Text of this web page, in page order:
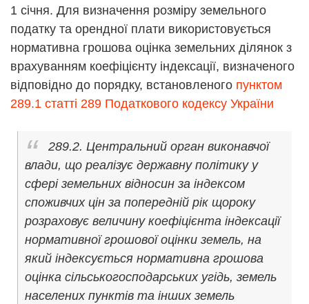
1 січня. Для визначення розміру земельного
податку та орендної плати використовується
нормативна грошова оцінка земельних ділянок з
врахуванням коефіцієнту індексації, визначеного
відповідно до порядку, встановленого пунктом
289.1 статті 289 Податкового кодексу України
289.2. Центральний орган виконавчої
влади, що реалізує державну політику у
сфері земельних відносин за індексом
споживчих цін за попередній рік щороку
розраховує величину коефіцієнта індексації
нормативної грошової оцінки земель, на
який індексується нормативна грошова
оцінка сільськогосподарських угідь, земель
населених пунктів та інших земель